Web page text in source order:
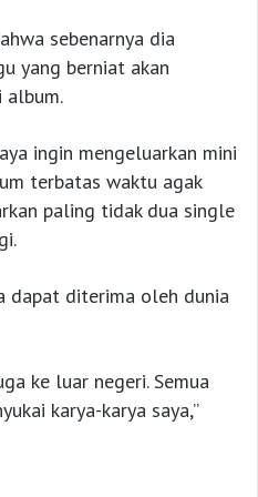
sebenarnya dia
yang berniat akan
album.
ingin mengeluarkan mini
terbatas waktu agak
paling tidak dua single
dapat diterima oleh dunia
ke luar negeri. Semua
karya-karya saya,”